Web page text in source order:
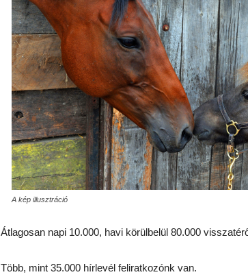
A kép illusztráció
Átlagosan napi 10.000, havi körülbelül 80.000
Több, mint 35.000 hírlevél feliratkozónk van.